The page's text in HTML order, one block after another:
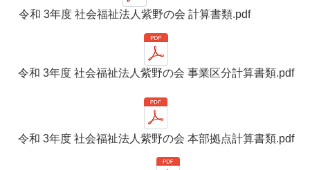
令和 3年度 社会福祉法人紫野の会 計算書類.pdf
令和 3年度 社会福祉法人紫野の会 事業区分計算書類.pdf
令和 3年度 社会福祉法人紫野の会 本部拠点計算書類.pdf